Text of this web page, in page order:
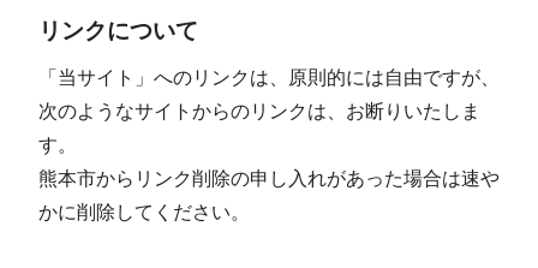
リンクについて
「当サイト」へのリンクは、原則的には自由ですが、
次のようなサイトからのリンクは、お断りいたしま
す。
熊本市からリンク削除の申し入れがあった場合は速や
かに削除してください。